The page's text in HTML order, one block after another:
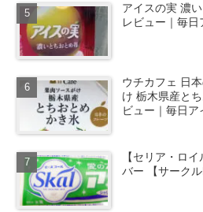
アイスの実 濃
レビュー｜毎日
ウチカフェ 日
け 栃木県産と
ビュー｜毎日ア
【セリア・ロ
バー 【サーク